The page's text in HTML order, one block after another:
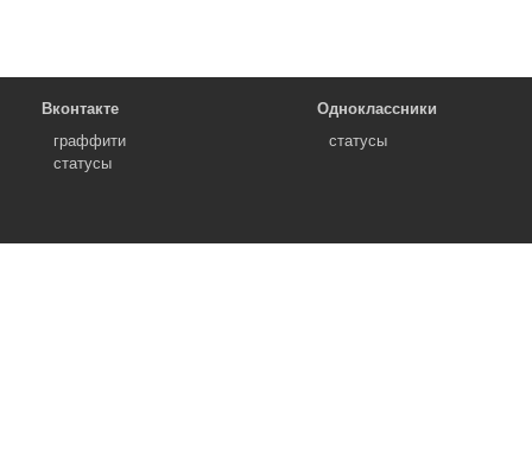
Вконтакте
граффити
статусы
Одноклассники
статусы